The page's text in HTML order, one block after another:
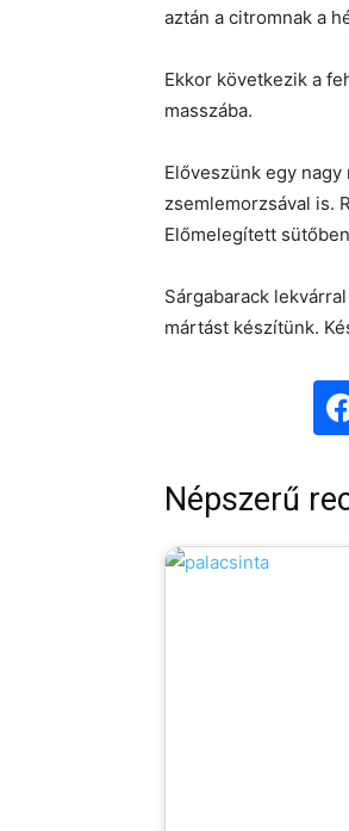
aztán a citromnak a
Ekkor következik a
masszába.
Előveszünk egy
zsemlemorzsával is.
Előmelegített
Sárgabarack
mártást készítünk.
Népszerű